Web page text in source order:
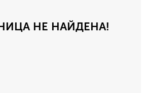
НЕ НАЙДЕНА!